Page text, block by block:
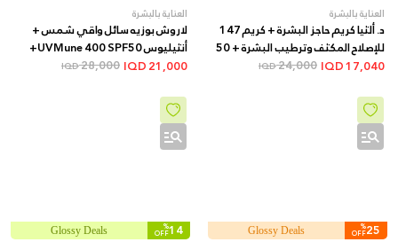
العناية بالبشرة
د. ألثيا كريم حاجز البشرة + كريم 147
للإصلاح المكثف وترطيب البشرة + 50
مل
17,040
24,000
IQD
العناية بالبشرة
لاروش بوزيه سائل واقي شمس +
أنثيليوس UVMune 400 SPF50+
فلويد غير مرئي + 50 مل
21,000
28,000
IQD
25
%
OFF
Glossy Deals
14
%
OFF
Glossy Deals